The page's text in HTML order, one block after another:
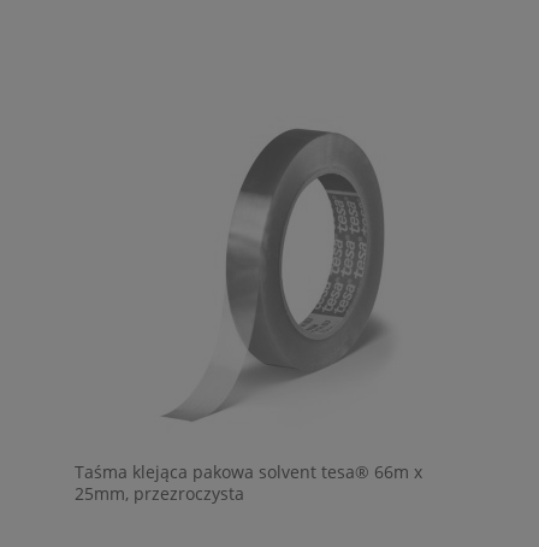
Taśma klejąca pakowa solvent tesa® 66m x
25mm, przezroczysta